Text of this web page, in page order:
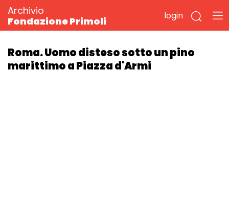
Archivio
Fondazione Primoli
login
Roma. Uomo disteso sotto un pino
marittimo a Piazza d'Armi